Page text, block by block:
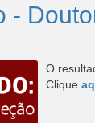
-
O
Clique